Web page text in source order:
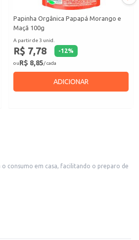
Papinha Orgânica Papapá Morango e
Maçã 100g
A partir de 3 unid.
R$ 7,78 -12%
ouR$ 8,85/ cada
ADICIONAR
consumo em casa, facilitando o preparo de